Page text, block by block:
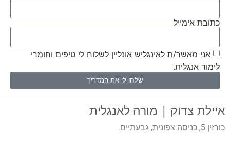
כתובת אימייל
אני מאשר/ת לאינגליש אונליין לשלוח לי טיפים וחומרי
לימוד אנגלית.
שלחו לי את המדריך
איילת צדוק | מורה לאנגלית
כורזין 5, כניסה צפונית, גבעתיים.